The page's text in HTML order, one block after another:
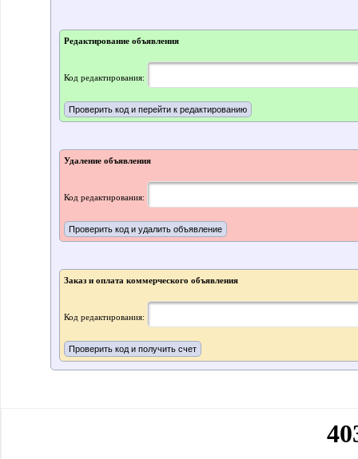
Редактирование объявления
Код редактирования:
Удаление объявления
Код редактирования:
Заказ и оплата коммерческого объявления
Код редактирования: